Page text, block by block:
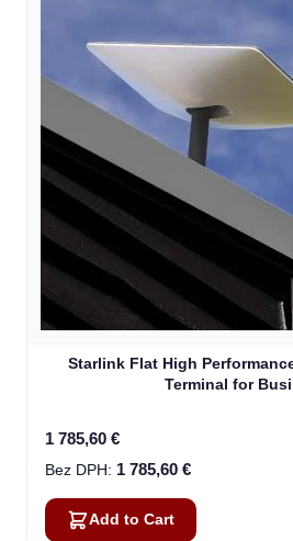
Starlink Flat High
Terminal for
1 785,60 €
1 785,60 €
Add to Cart